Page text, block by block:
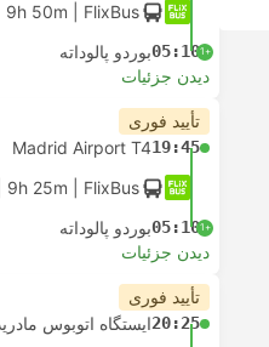
9h 50m | FlixBus
+1
05:10بوردو پالوداته
دیدن جزئیات
تأیید فوری
19:45
Madrid Airport T4
9h 25m | FlixBus
+1
05:10بوردو پالوداته
دیدن جزئیات
تأیید فوری
20:25ایستگاه اتوبوس